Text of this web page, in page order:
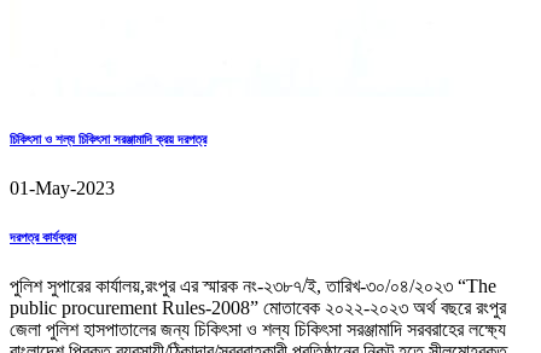
চিকিৎসা ও শল্য চিকিৎসা সরঞ্জামাদি ক্রয় দরপত্র
01-May-2023
দরপত্র কার্যক্রম
পুলিশ সুপারের কার্যালয়,রংপুর এর স্মারক নং-২৩৮৭/ই, তারিখ-৩০/০৪/২০২৩ “The
public procurement Rules-2008” মোতাবেক ২০২২-২০২৩ অর্থ বছরে রংপুর
জেলা পুলিশ হাসপাতালের জন্য চিকিৎসা ও শল্য চিকিৎসা সরঞ্জামাদি সরবরাহের লক্ষ্যে